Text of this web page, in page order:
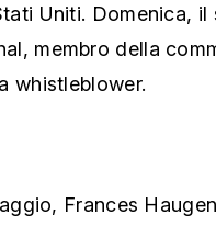
Uniti. Domenica, il
membro della
whistleblower.
Frances